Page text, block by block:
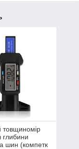
глибини
шин (компетк